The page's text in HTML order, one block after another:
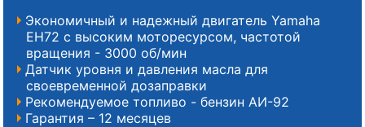
Экономичный и надежный двигатель Yamaha
EH72 с высоким моторесурсом, частотой
вращения - 3000 об/мин
Датчик уровня и давления масла для
своевременной дозаправки
Рекомендуемое топливо - бензин АИ-92
Гарантия – 12 месяцев